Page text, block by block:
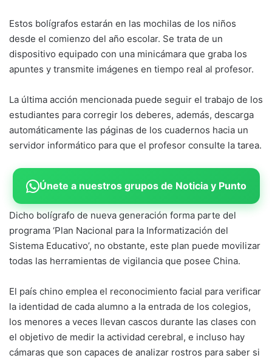
Estos bolígrafos estarán en las mochilas de los niños
desde el comienzo del año escolar. Se trata de un
dispositivo equipado con una minicámara que graba los
apuntes y transmite imágenes en tiempo real al profesor.
La última acción mencionada puede seguir el trabajo de los
estudiantes para corregir los deberes, además, descarga
automáticamente las páginas de los cuadernos hacia un
servidor informático para que el profesor consulte la tarea.
Únete a nuestros grupos de Noticia y Punto
Dicho bolígrafo de nueva generación forma parte del
programa ‘Plan Nacional para la Informatización del
Sistema Educativo’, no obstante, este plan puede movilizar
todas las herramientas de vigilancia que posee China.
El país chino emplea el reconocimiento facial para verificar
la identidad de cada alumno a la entrada de los colegios,
los menores a veces llevan cascos durante las clases con
el objetivo de medir la actividad cerebral, e incluso hay
cámaras que son capaces de analizar rostros para saber si